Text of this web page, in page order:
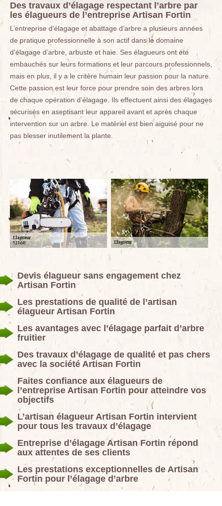
Des travaux d’élagage respectant l’arbre par
les élagueurs de l’entreprise Artisan Fortin
L’entreprise d’élagage et abattage d’arbre a plusieurs années
de pratique professionnelle à son actif dans le domaine
d’élagage d’arbre, arbuste et haie. Ses élagueurs ont été
embauchés sur leurs formations et leur parcours professionnels,
mais en plus, il y a le critère humain leur passion pour la nature.
Cette passion est leur force pour prendre soin des arbres lors
de chaque opération d’élagage. Ils effectuent ainsi des élagages
sécurisés en aseptisant leur appareil avant et après chaque
intervention sur un arbre. Le matériel est bien aiguisé pour ne
pas blesser inutilement la plante.
Devis élagueur sans engagement chez
Artisan Fortin
Les prestations de qualité de l’artisan
élagueur Artisan Fortin
Les avantages avec l’élagage parfait d’arbre
fruitier
Des travaux d’élagage de qualité et pas chers
avec la société Artisan Fortin
Faites confiance aux élagueurs de
l’entreprise Artisan Fortin pour atteindre vos
objectifs
L’artisan élagueur Artisan Fortin intervient
pour tous les travaux d’élagage
Entreprise d’élagage Artisan Fortin répond
aux attentes de ses clients
Les prestations exceptionnelles de Artisan
Fortin pour l’élagage d’arbre